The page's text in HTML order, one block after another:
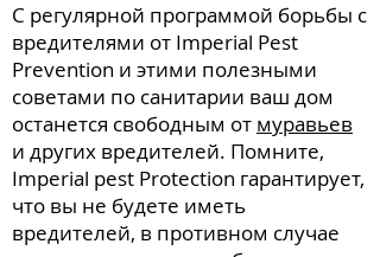
С регулярной программой борьбы с
вредителями от Imperial Pest
Prevention и этими полезными
советами по санитарии ваш дом
останется свободным от муравьев
и других вредителей. Помните,
Imperial pest Protection гарантирует,
что вы не будете иметь
вредителей, в противном случае